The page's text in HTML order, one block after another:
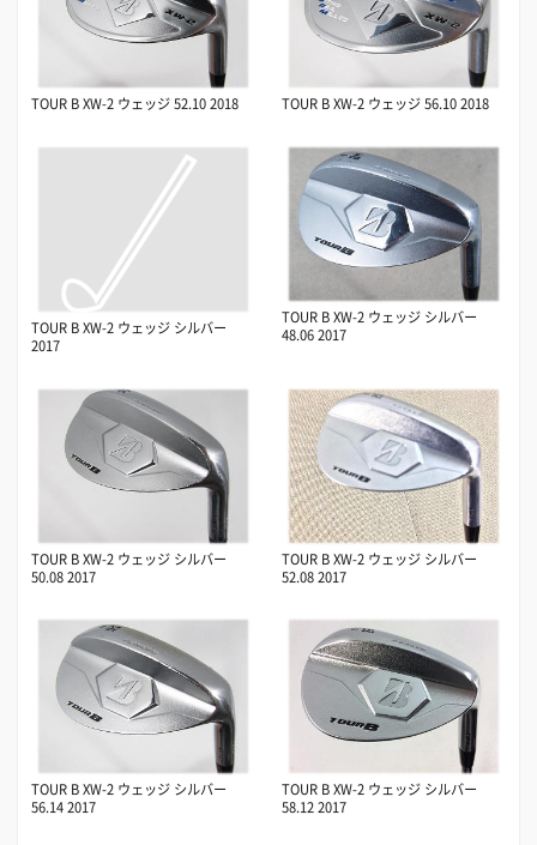
TOUR B XW-2 ウェッジ 52.10 2018 TOUR B XW-2 ウェッジ 56.10 2018
TOUR B XW-2 ウェッジ シルバー
2017
TOUR B XW-2 ウェッジ シルバー
48.06 2017
TOUR B XW-2 ウェッジ シルバー
50.08 2017
TOUR B XW-2 ウェッジ シルバー
52.08 2017
TOUR B XW-2 ウェッジ シルバー
56.14 2017
TOUR B XW-2 ウェッジ シルバー
58.12 2017